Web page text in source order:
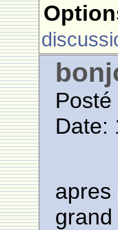
Posté
Date:
apres